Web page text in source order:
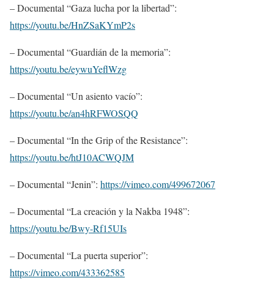
– Documental “Gaza lucha por la libertad”:
https://youtu.be/HnZSaKYmP2s
– Documental “Guardián de la memoria”:
https://youtu.be/eywuYeflWzg
– Documental “Un asiento vacío”:
https://youtu.be/an4hRFWOSQQ
– Documental “In the Grip of the Resistance”:
https://youtu.be/htJ10ACWQJM
– Documental “Jenin”: https://vimeo.com/499672067
– Documental “La creación y la Nakba 1948”:
https://youtu.be/Bwy-Rf15UIs
– Documental “La puerta superior”:
https://vimeo.com/433362585